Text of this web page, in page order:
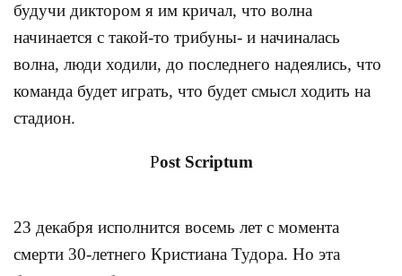
будучи диктором я им кричал, что волна
начинается с такой-то трибуны- и начиналась
волна, люди ходили, до последнего надеялись, что
команда будет играть, что будет смысл ходить на
стадион.
Post Scriptum
23 декабря исполнится восемь лет с момента
смерти 30-летнего Кристиана Тудора. Но эта